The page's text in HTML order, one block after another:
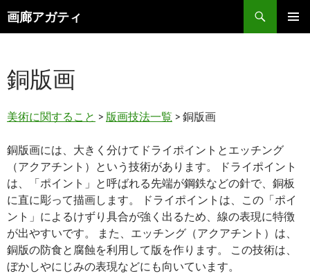
画廊アガティ
索
ン
ツ
ス
ッ
プ
銅版画
美術に関すること > 版画技法一覧 > 銅版画
銅版画には、大きく分けてドライポイントとエッチング
（アクアチント）という技術があります。 ドライポイント
は、「ポイント」と呼ばれる先端が鋼鉄などの針で、銅板
に直に彫って描画します。 ドライポイントは、この「ポイ
ント」によるけずり具合が強く出るため、線の表現に特徴
が出やすいです。 また、エッチング（アクアチント）は、
銅版の防食と腐蝕を利用して版を作ります。 この技術は、
ぼかしやにじみの表現などにも向いています。